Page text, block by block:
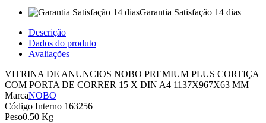
Garantia Satisfação 14 dias
Descrição
Dados do produto
Avaliações
VITRINA DE ANUNCIOS NOBO PREMIUM PLUS CORTIÇA
COM PORTA DE CORRER 15 X DIN A4 1137X967X63 MM
MarcaNOBO
Código Interno 163256
Peso0.50 Kg